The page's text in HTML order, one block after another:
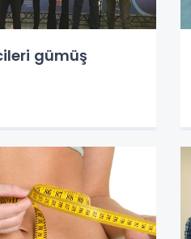
gümüş